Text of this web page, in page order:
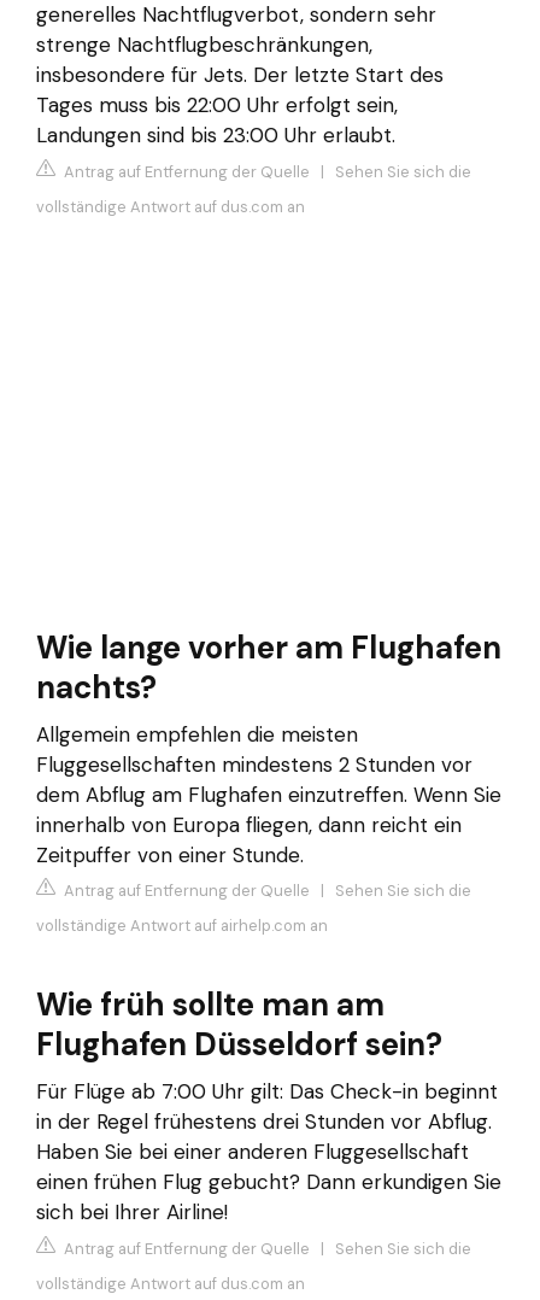
generelles Nachtflugverbot, sondern sehr
strenge Nachtflugbeschränkungen,
insbesondere für Jets. Der letzte Start des
Tages muss bis 22:00 Uhr erfolgt sein,
Landungen sind bis 23:00 Uhr erlaubt.
Antrag auf Entfernung der Quelle | Sehen Sie sich die
vollständige Antwort auf dus.com an
Wie lange vorher am Flughafen
nachts?
Allgemein empfehlen die meisten
Fluggesellschaften mindestens 2 Stunden vor
dem Abflug am Flughafen einzutreffen. Wenn Sie
innerhalb von Europa fliegen, dann reicht ein
Zeitpuffer von einer Stunde.
Antrag auf Entfernung der Quelle | Sehen Sie sich die
vollständige Antwort auf airhelp.com an
Wie früh sollte man am
Flughafen Düsseldorf sein?
Für Flüge ab 7:00 Uhr gilt: Das Check-in beginnt
in der Regel frühestens drei Stunden vor Abflug.
Haben Sie bei einer anderen Fluggesellschaft
einen frühen Flug gebucht? Dann erkundigen Sie
sich bei Ihrer Airline!
Antrag auf Entfernung der Quelle | Sehen Sie sich die
vollständige Antwort auf dus.com an